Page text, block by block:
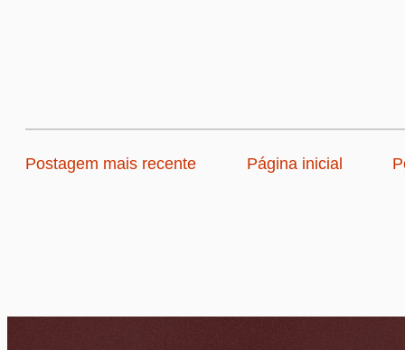
Postagem mais recente Página inicial